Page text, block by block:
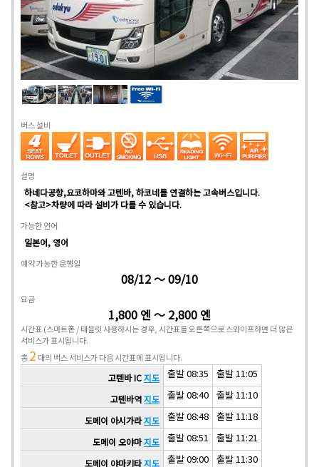
버스 설비
설명
하네다공항,요코하마와 고텐바, 하코네를 연결하는 고속버스입니다.
<참고>차량에 따라 설비가 다를 수 있습니다.
가능한 언어
일본어, 영어
예약 가능한 운행일
08/12 ～ 09/10
요금
1,800 엔 ～ 2,800 엔
시간표 (스마트폰 / 태블릿 사용하시는 경우, 시간표를 오른쪽으로 스와이프하면 더 많은
서비스가 표시됩니다.
총2 대의 버스 서비스가 다음 시간표에 표시됩니다.
고텐바 IC지도 출발 08:35 출발 11:05
고텐바역지도 출발 08:40 출발 11:10
도메이 아시가라지도 출발 08:48 출발 11:18
도메이 오야마지도 출발 08:51 출발 11:21
도메이 야마키타지도 출발 09:00 출발 11:30